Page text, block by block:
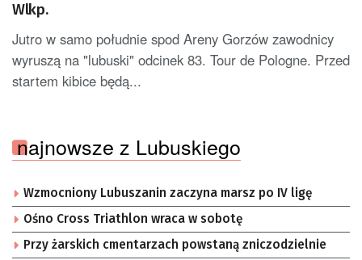
Wlkp.
Jutro w samo południe spod Areny Gorzów zawodnicy
wyruszą na "lubuski" odcinek 83. Tour de Pologne. Przed
startem kibice będą...
najnowsze z Lubuskiego
Wzmocniony Lubuszanin zaczyna marsz po IV ligę
Ośno Cross Triathlon wraca w sobotę
Przy żarskich cmentarzach powstaną zniczodzielnie